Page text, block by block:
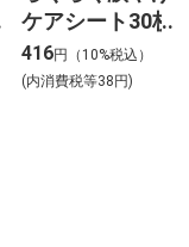
ケアシート30枚
416円（10%税込）
(内消費税等38円)